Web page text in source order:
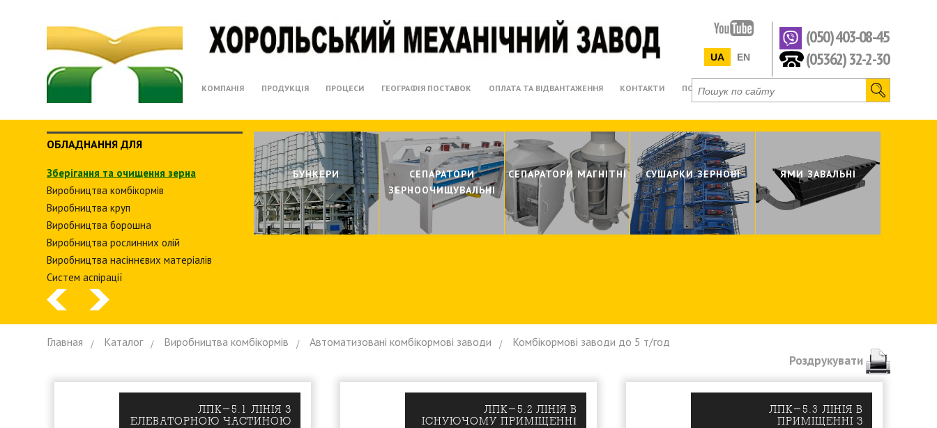
UA EN
(050) 403-08-45
(05362) 32-2-30
КОМПАНІЯ ПРОДУКЦІЯ ПРОЦЕСИ ГЕОГРАФІЯ ПОСТАВОК ОПЛАТА ТА ВІДВАНТАЖЕННЯ КОНТАКТИ ПОСЛУГИ
ОБЛАДНАННЯ ДЛЯ
Зберiгання та очищення зерна
Виробництва комбiкормiв
Виробництва круп
Виробництва борошна
Виробництва рослинних олiй
Виробництва насіннєвих матеріалів
Систем аспiрацiї
БУНКЕРИ
СЕПАРАТОРИ
ЗЕРНООЧИЩУВАЛЬНI
СЕПАРАТОРИ МАГНIТНI СУШАРКИ ЗЕРНОВI ЯМИ ЗАВАЛЬНI
Главная Каталог Виробництва комбiкормiв Автоматизованi комбiкормовi заводи Комбiкормовi заводи до 5 т/год
Роздрукувати
ЛПК-5.1 ЛIНIЯ З
ЕЛЕВАТОРНОЮ ЧАСТИНОЮ
ЛПК-5.2 ЛIНIЯ В
IСНУЮЧОМУ ПРИМIЩЕННІ
ЛПК-5.3 ЛIНIЯ В
ПРИМIЩЕННI З